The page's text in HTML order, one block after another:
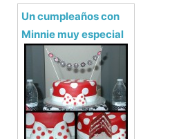
Un cumpleaños con
Minnie muy especial